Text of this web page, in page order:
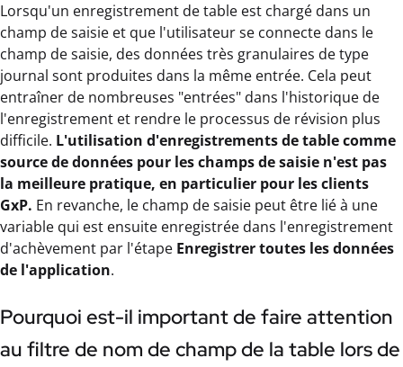
Lorsqu'un enregistrement de table est chargé dans un
champ de saisie et que l'utilisateur se connecte dans le
champ de saisie, des données très granulaires de type
journal sont produites dans la même entrée. Cela peut
entraîner de nombreuses "entrées" dans l'historique de
l'enregistrement et rendre le processus de révision plus
difficile. L'utilisation d'enregistrements de table comme
source de données pour les champs de saisie n'est pas
la meilleure pratique, en particulier pour les clients
GxP. En revanche, le champ de saisie peut être lié à une
variable qui est ensuite enregistrée dans l'enregistrement
d'achèvement par l'étape Enregistrer toutes les données
de l'application.
Pourquoi est-il important de faire attention
au filtre de nom de champ de la table lors de